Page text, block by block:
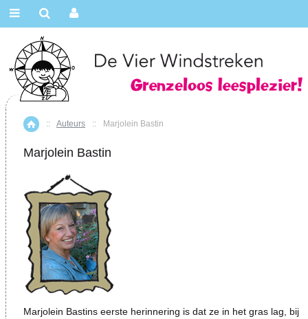
Home
:: Auteurs :: Marjolein Bastin
Marjolein Bastin
Marjolein Bastins eerste herinnering is dat ze in het gras lag, bij